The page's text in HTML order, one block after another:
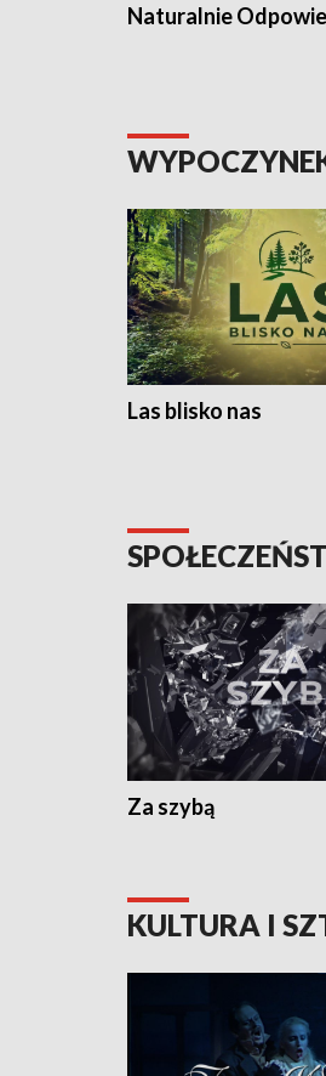
Naturalnie
Las blisko nas
Za szybą
KULTURA I